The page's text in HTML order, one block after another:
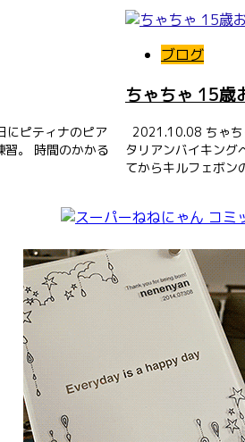
ピティナのピア
習。 時間のかかる
ブログ
ちゃちゃ 15歳
2021.10.08 ちゃち
タリアンバイキング
てからキルフェボ